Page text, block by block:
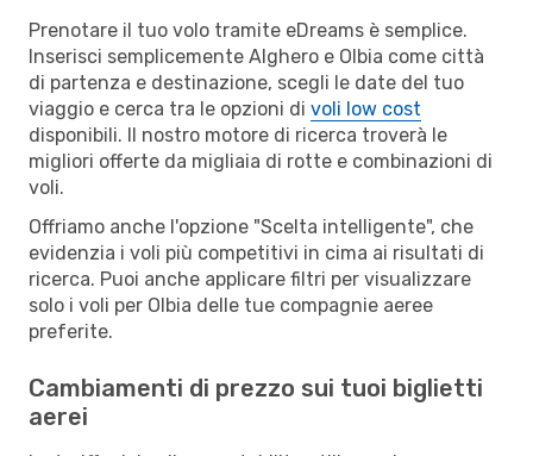
Prenotare il tuo volo tramite eDreams è semplice.
Inserisci semplicemente Alghero e Olbia come città
di partenza e destinazione, scegli le date del tuo
viaggio e cerca tra le opzioni di voli low cost
disponibili. Il nostro motore di ricerca troverà le
migliori offerte da migliaia di rotte e combinazioni di
voli.
Offriamo anche l'opzione "Scelta intelligente", che
evidenzia i voli più competitivi in cima ai risultati di
ricerca. Puoi anche applicare filtri per visualizzare
solo i voli per Olbia delle tue compagnie aeree
preferite.
Cambiamenti di prezzo sui tuoi biglietti
aerei